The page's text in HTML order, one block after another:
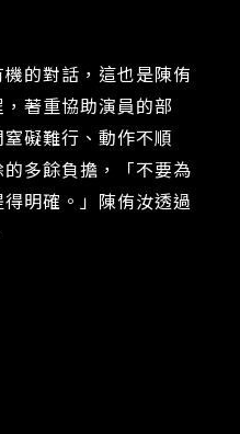
的對話，這也是陳侑
著重協助演員的部
礙難行、動作不順
多餘負擔，「不要為
明確。」陳侑汝透過